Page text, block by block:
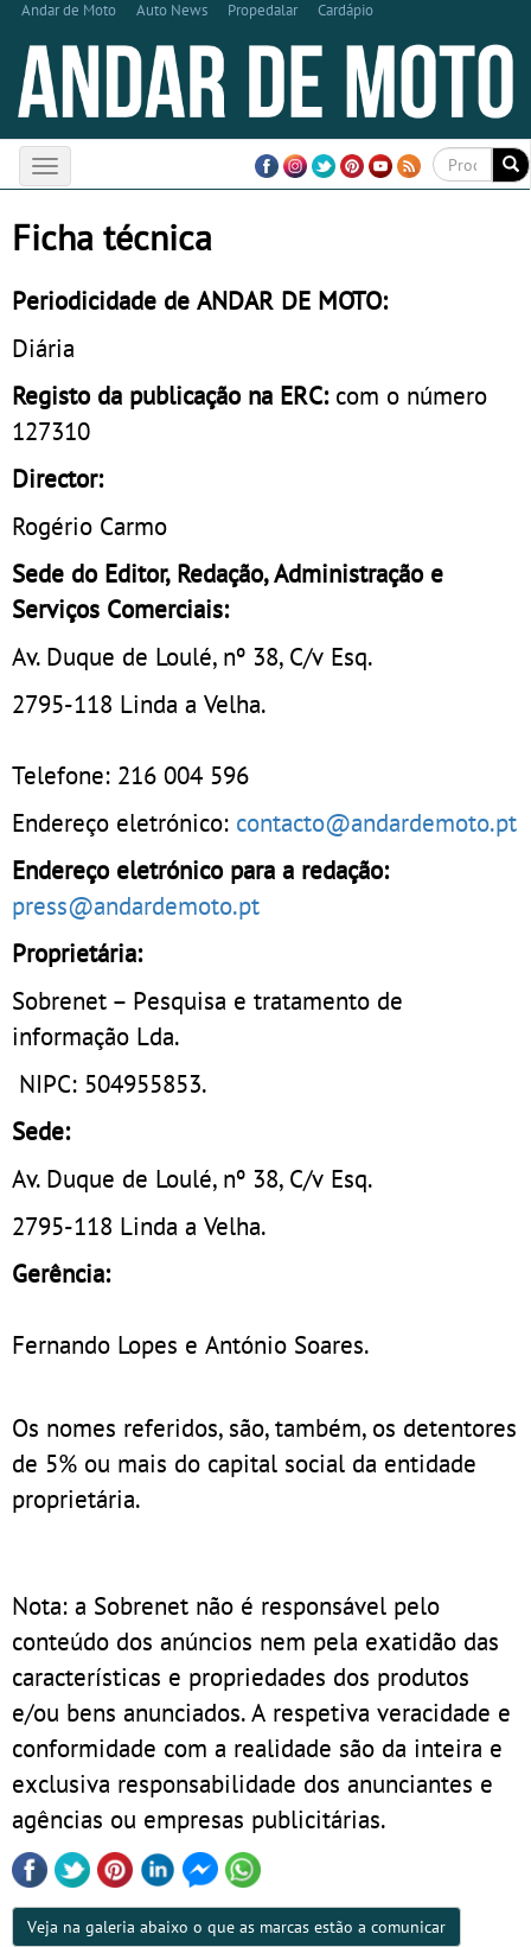
Andar de Moto Auto News Propedalar Cardápio
Toggle
navigation
Ficha técnica
Periodicidade de ANDAR DE MOTO:
Diária
Registo da publicação na ERC:com o número
127310
Director:
Rogério Carmo
Sede do Editor, Redação, Administração e
Serviços Comerciais:
Av. Duque de Loulé, nº 38, C/v Esq.
2795-118 Linda a Velha.
Telefone: 216 004 596
Endereço eletrónico: contacto@andardemoto.pt
Endereço eletrónico para a redação:
press@andardemoto.pt
Proprietária:
Sobrenet – Pesquisa e tratamento de
informação Lda.
NIPC: 504955853.
Sede:
Av. Duque de Loulé, nº 38, C/v Esq.
2795-118 Linda a Velha.
Gerência:
Fernando Lopes e António Soares.
Os nomes referidos, são, também, os detentores
de 5% ou mais do capital social da entidade
proprietária.
Nota: a Sobrenet não é responsável pelo
conteúdo dos anúncios nem pela exatidão das
características e propriedades dos produtos
e/ou bens anunciados. A respetiva veracidade e
conformidade com a realidade são da inteira e
exclusiva responsabilidade dos anunciantes e
agências ou empresas publicitárias.
Veja na galeria abaixo o que as marcas estão a comunicar